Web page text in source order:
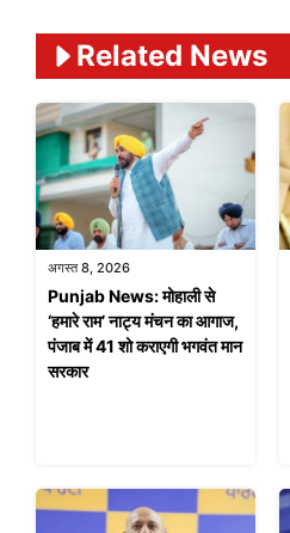
Related News
अगस्त 8, 2026
Punjab News: मोहाली से
‘हमारे राम’ नाट्य मंचन का आगाज,
पंजाब में 41 शो कराएगी भगवंत मान
सरकार